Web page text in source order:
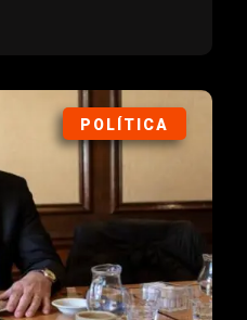
POLÍTICA